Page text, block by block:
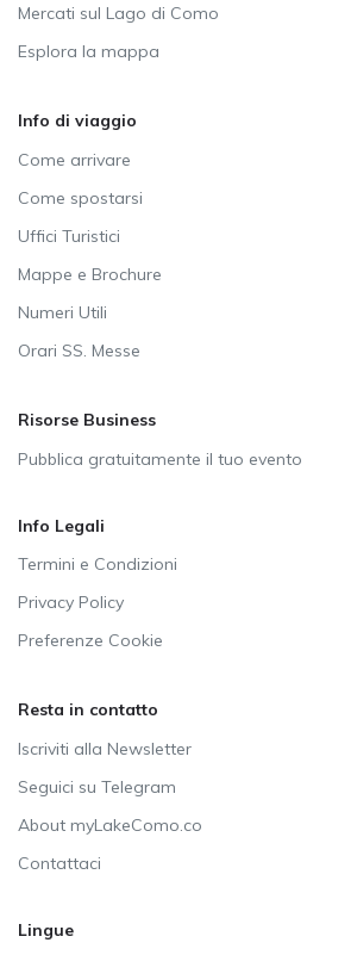
Mercati sul Lago di Como
Esplora la mappa
Info di viaggio
Come arrivare
Come spostarsi
Uffici Turistici
Mappe e Brochure
Numeri Utili
Orari SS. Messe
Risorse Business
Pubblica gratuitamente il tuo evento
Info Legali
Termini e Condizioni
Privacy Policy
Preferenze Cookie
Resta in contatto
Iscriviti alla Newsletter
Seguici su Telegram
About myLakeComo.co
Contattaci
Lingue